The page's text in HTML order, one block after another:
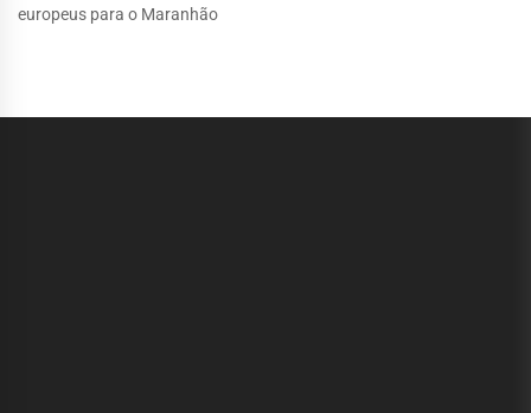
europeus para o Maranhão